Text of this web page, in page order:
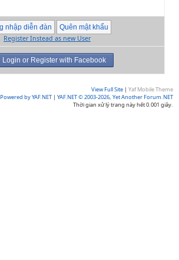
Register Instead as new User
Login or Register with Facebook
View Full Site | Yaf Mobile Theme
Powered by YAF.NET | YAF.NET © 2003-2026, Yet Another Forum.NET
Thời gian xử lý trang này hết 0.001 giây.